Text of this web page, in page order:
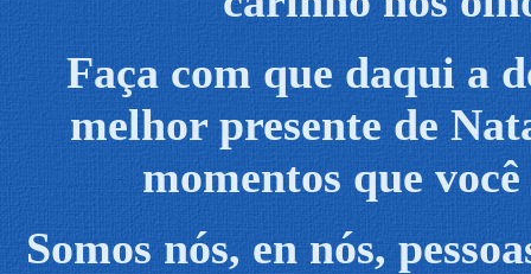
Faça com que daqui a
melhor presente de
momentos que
Somos nós, en nós,